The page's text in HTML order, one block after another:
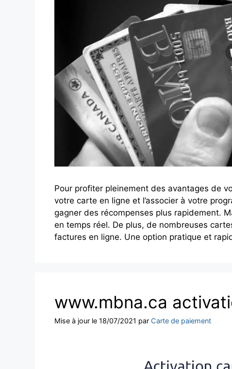
Pour profiter pleinement des avantages de
votre carte en ligne et l’associer à votre
gagner des récompenses plus rapidement.
en temps réel. De plus, de nombreuses
factures en ligne. Une option pratique et
www.mbna.ca
Mise à jour le 18/07/2021 par Carte de paiement